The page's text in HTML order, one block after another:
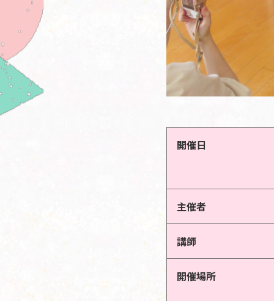
開催日
主催者
講師
開催場所